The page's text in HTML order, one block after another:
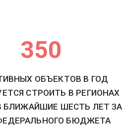
350
ОБЪЕКТОВ В ГОД
СТРОИТЬ В РЕГИОНАХ
БЛИЖАЙШИЕ ШЕСТЬ ЛЕТ ЗА
БЮДЖЕТА